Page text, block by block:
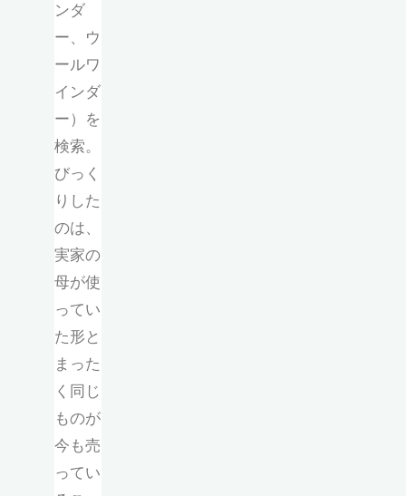
ンダ
ー、ウ
ールワ
インダ
ー）を
検索。
びっく
りした
のは、
実家の
母が使
ってい
た形と
まった
く同じ
ものが
今も売
ってい